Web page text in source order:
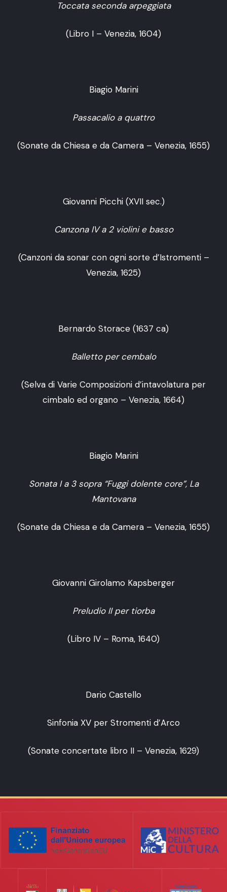
Toccata seconda arpeggiata
(Libro I – Venezia, 1604)
Biagio Marini
Passacalio a quattro
(Sonate da Chiesa e da Camera – Venezia, 1655)
Giovanni Picchi (XVII sec.)
Canzona IV a 2 violini e basso
(Canzoni da sonar con ogni sorte d’Istromenti –
Venezia, 1625)
Bernardo Storace (1637 ca)
Balletto per cembalo
(Selva di Varie Composizioni d’intavolatura per
cimbalo ed organo – Venezia, 1664)
Biagio Marini
Sonata I a 3 sopra “Fuggi dolente core”, La
Mantovana
(Sonate da Chiesa e da Camera – Venezia, 1655)
Giovanni Girolamo Kapsberger
Preludio II per tiorba
(Libro IV – Roma, 1640)
Dario Castello
Sinfonia XV per Stromenti d’Arco
(Sonate concertate libro II – Venezia, 1629)